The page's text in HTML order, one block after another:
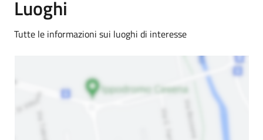
Luoghi
Tutte le informazioni sui luoghi di interesse